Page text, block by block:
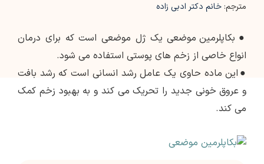
مترجم: خانم دکتر ادبی زاده
● بکاپلرمین موضعی یک ژل موضعی است که برای درمان
انواع خاصی از زخم های پوستی استفاده می شود.
● این ماده حاوی یک عامل رشد انسانی است که رشد بافت
و عروق خونی جدید را تحریک می کند و به بهبود زخم کمک
می کند.